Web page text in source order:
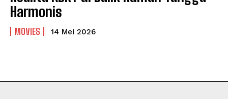
Harmonis
MOVIES 14 Mei 2026